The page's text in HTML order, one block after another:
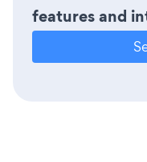
features and